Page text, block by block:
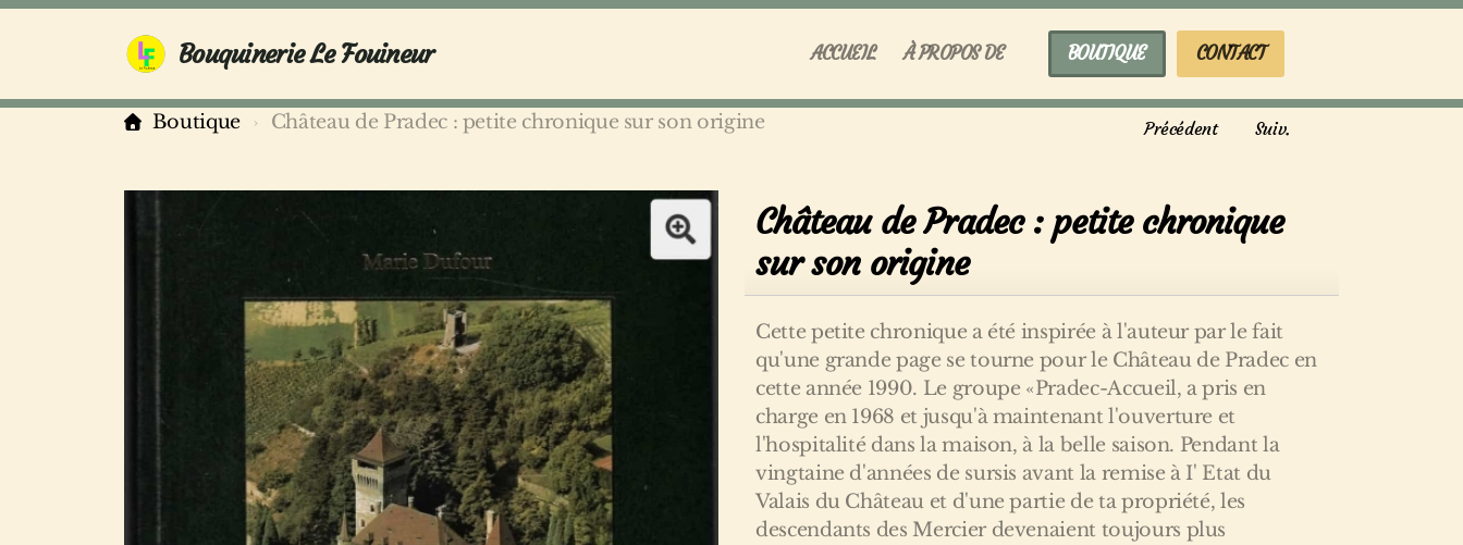
Bouquinerie Le Fouineur ACCUEIL À PROPOS DE BOUTIQUE CONTACT
Précédent Suiv.
Boutique Château de Pradec : petite chronique sur son origine
Château de Pradec : petite chronique
sur son origine
Cette petite chronique a été inspirée à l'auteur par le fait
qu'une grande page se tourne pour le Château de Pradec en
cette année 1990. Le groupe «Pradec-Accueil, a pris en
charge en 1968 et jusqu'à maintenant l'ouverture et
l'hospitalité dans la maison, à la belle saison. Pendant la
vingtaine d'années de sursis avant la remise à I' Etat du
Valais du Château et d'une partie de ta propriété, les
descendants des Mercier devenaient toujours plus